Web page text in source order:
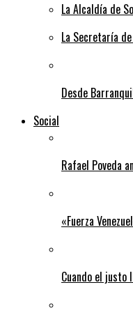
La Alcaldía de
La Secretaría
Desde
Social
Rafael Poveda
«Fuerza
Cuando el